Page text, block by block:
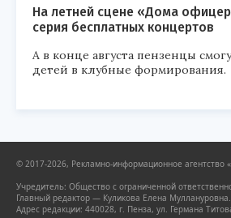
На летней сцене «Дома
серия бесплатных концертов
А в конце августа пензенцы
детей в клубные формирования.
© 2017-2026, Рекламно-информационное агентство
Учредитель: Общество с ограниченной
Главный редактор — Куликова Елена Муллануровна.
Адрес редакции: 440028, г. Пенза, ул. Германа